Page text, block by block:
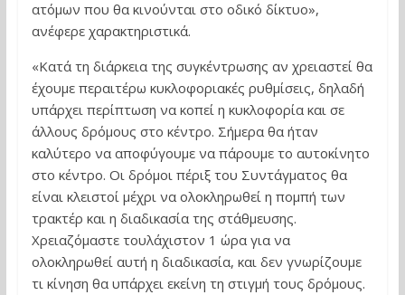
ατόμων που θα κινούνται στο οδικό δίκτυο»,
ανέφερε χαρακτηριστικά.
«Κατά τη διάρκεια της συγκέντρωσης αν χρειαστεί θα
έχουμε περαιτέρω κυκλοφοριακές ρυθμίσεις, δηλαδή
υπάρχει περίπτωση να κοπεί η κυκλοφορία και σε
άλλους δρόμους στο κέντρο. Σήμερα θα ήταν
καλύτερο να αποφύγουμε να πάρουμε το αυτοκίνητο
στο κέντρο. Οι δρόμοι πέριξ του Συντάγματος θα
είναι κλειστοί μέχρι να ολοκληρωθεί η πομπή των
τρακτέρ και η διαδικασία της στάθμευσης.
Χρειαζόμαστε τουλάχιστον 1 ώρα για να
ολοκληρωθεί αυτή η διαδικασία, και δεν γνωρίζουμε
τι κίνηση θα υπάρχει εκείνη τη στιγμή τους δρόμους.